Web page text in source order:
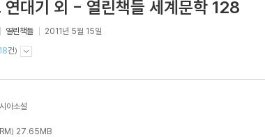
연대기 외 - 열린책들 세계문학 128
열린책들 2011년 5월 15일
18건)
아소설
27.65MB